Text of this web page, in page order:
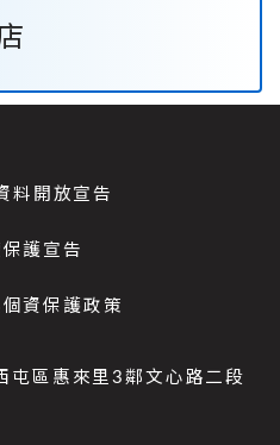
料開放宣告
護宣告
資保護政策
區惠來里3鄰文心路二段